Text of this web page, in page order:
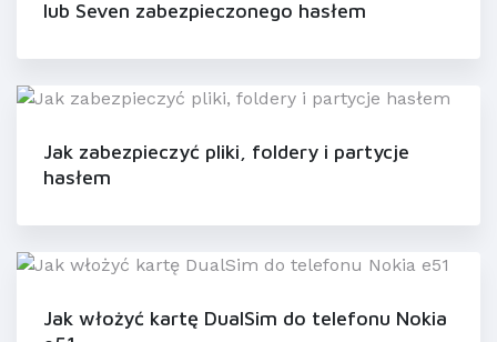
lub Seven zabezpieczonego hasłem
Jak zabezpieczyć pliki, foldery i partycje
hasłem
Jak włożyć kartę DualSim do telefonu Nokia